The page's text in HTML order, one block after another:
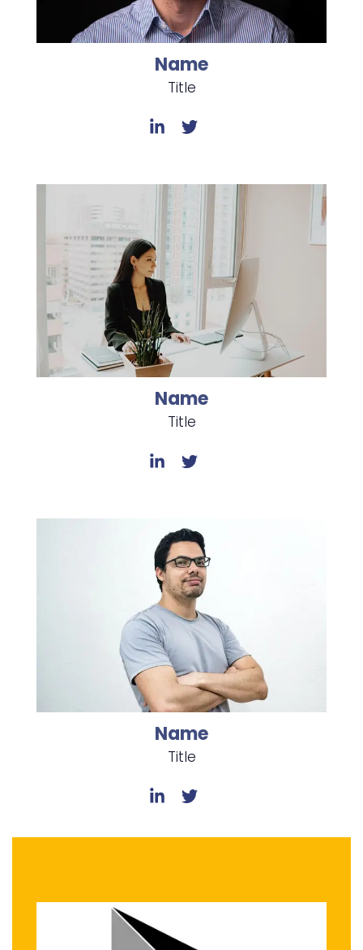
Name
Title
Name
Title
Name
Title